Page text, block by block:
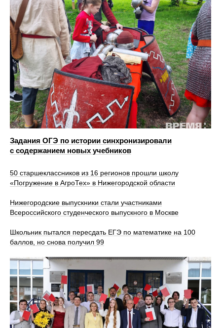
Задания ОГЭ по истории синхронизировали
с содержанием новых учебников
50 старшеклассников из 16 регионов прошли школу
«Погружение в АгроТех» в Нижегородской области
Нижегородские выпускники стали участниками
Всероссийского студенческого выпускного в Москве
Школьник пытался пересдать ЕГЭ по математике на 100
баллов, но снова получил 99